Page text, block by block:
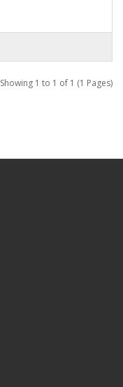
Showing 1 to 1 of 1 (1 Pages)